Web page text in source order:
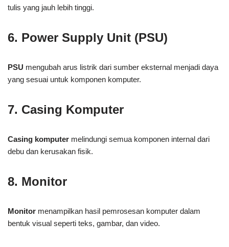
tulis yang jauh lebih tinggi.
6. Power Supply Unit (PSU)
PSU mengubah arus listrik dari sumber eksternal menjadi daya
yang sesuai untuk komponen komputer.
7. Casing Komputer
Casing komputer melindungi semua komponen internal dari
debu dan kerusakan fisik.
8. Monitor
Monitor menampilkan hasil pemrosesan komputer dalam
bentuk visual seperti teks, gambar, dan video.